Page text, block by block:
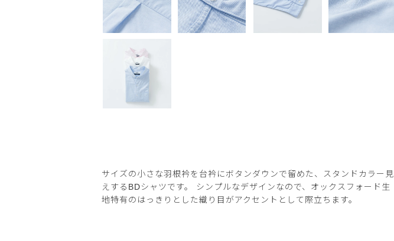
サイズの小さな羽根衿を台衿にボタンダウンで留めた、スタンドカラー見
えするBDシャツです。 シンプルなデザインなので、オックスフォード生
地特有のはっきりとした織り目がアクセントとして際立ちます。